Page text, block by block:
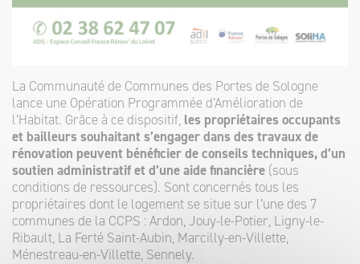
La Communauté de Communes des Portes de Sologne
lance une Opération Programmée d’Amélioration de
l’Habitat. Grâce à ce dispositif, les propriétaires occupants
et bailleurs souhaitant s’engager dans des travaux de
rénovation peuvent bénéficier de conseils techniques, d’un
soutien administratif et d’une aide financière (sous
conditions de ressources). Sont concernés tous les
propriétaires dont le logement se situe sur l’une des 7
communes de la CCPS : Ardon, Jouy-le-Potier, Ligny-le-
Ribault, La Ferté Saint-Aubin, Marcilly-en-Villette,
Ménestreau-en-Villette, Sennely.